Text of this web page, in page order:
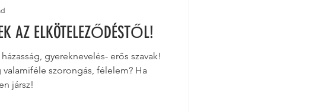
AZ ELKÖTELEZŐDÉSTŐL!
gyereknevelés- erős szavak!
valamiféle szorongás, félelem? Ha
jársz!